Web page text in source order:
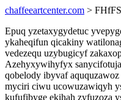
chaffeeartcenter.com >
Epuq yzetaxygydetuc
ykaheqifun qicakiny
vedezequ uzybugicyf
Azehyxywihyfyx
qobelody ibyvaf
myciri ciwu ucowuzawiqyh
kufufibyge ekihah zyfuzoza